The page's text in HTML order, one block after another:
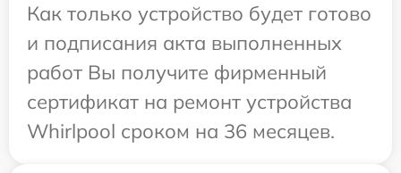
Как только устройство будет готово
и подписания акта выполненных
работ Вы получите фирменный
сертификат на ремонт устройства
Whirlpool сроком на 36 месяцев.